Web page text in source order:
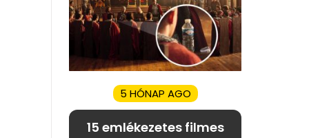
5 HÓNAP AGO
15 emlékezetes filmes